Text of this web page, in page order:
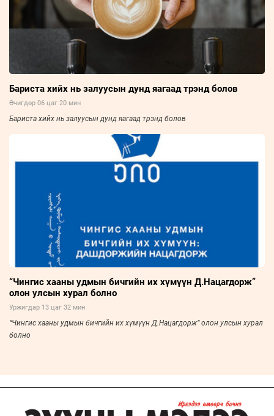
Бариста хийх нь залуусын дунд яагаад трэнд болов
Өчигдөр 06 цаг 20 мин
Бариста хийх нь залуусын дунд яагаад трэнд болов
“Чингис хааны удмын бичгийн их хүмүүн Д.Нацагдорж”
олон улсын хурал болно
Уржигдар 13 цаг 32 мин
“Чингис хааны удмын бичгийн их хүмүүн Д.Нацагдорж” олон улсын хурал
болно